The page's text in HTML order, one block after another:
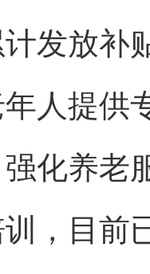
发放补
年人提供
化养老
，目前